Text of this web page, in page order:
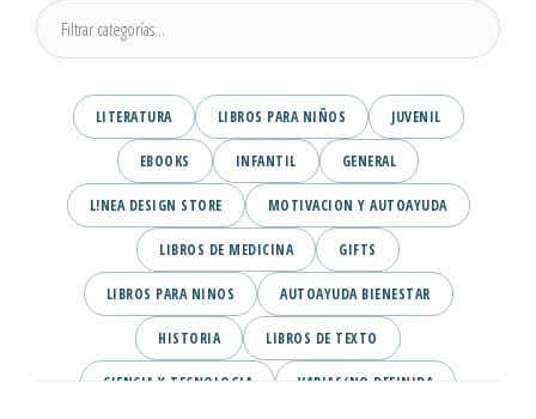
LITERATURA LIBROS PARA NIÑOS JUVENIL
EBOOKS INFANTIL GENERAL
L!NEA DESIGN STORE MOTIVACION Y AUTOAYUDA
LIBROS DE MEDICINA GIFTS
LIBROS PARA NINOS AUTOAYUDA BIENESTAR
HISTORIA LIBROS DE TEXTO
CIENCIA Y TECNOLOGIA VARIAS/NO DEFINIDA